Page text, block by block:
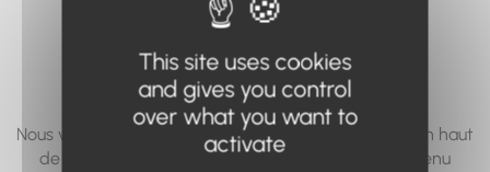
accéder n'existe
pas... ou plus.
Nous vous invitons à utiliser le moteur de recherche en haut
de page, ou à utiliser le menu pour trouver le contenu
This site uses cookies
and gives you control
over what you want to
activate